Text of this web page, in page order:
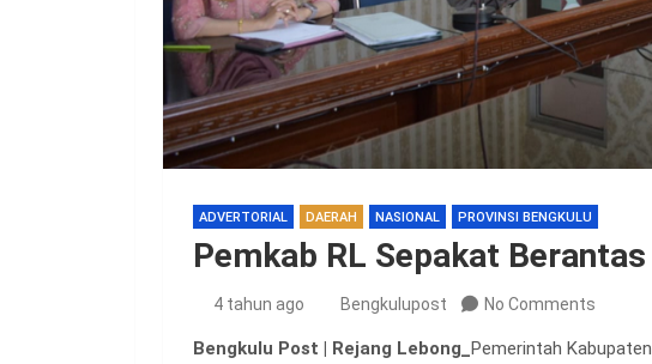
ADVERTORIAL DAERAH NASIONAL PROVINSI BENGKULU
Pemkab RL Sepakat
4 tahun ago Bengkulupost No Comments
Bengkulu Post | Rejang Lebong_ Pemerintah